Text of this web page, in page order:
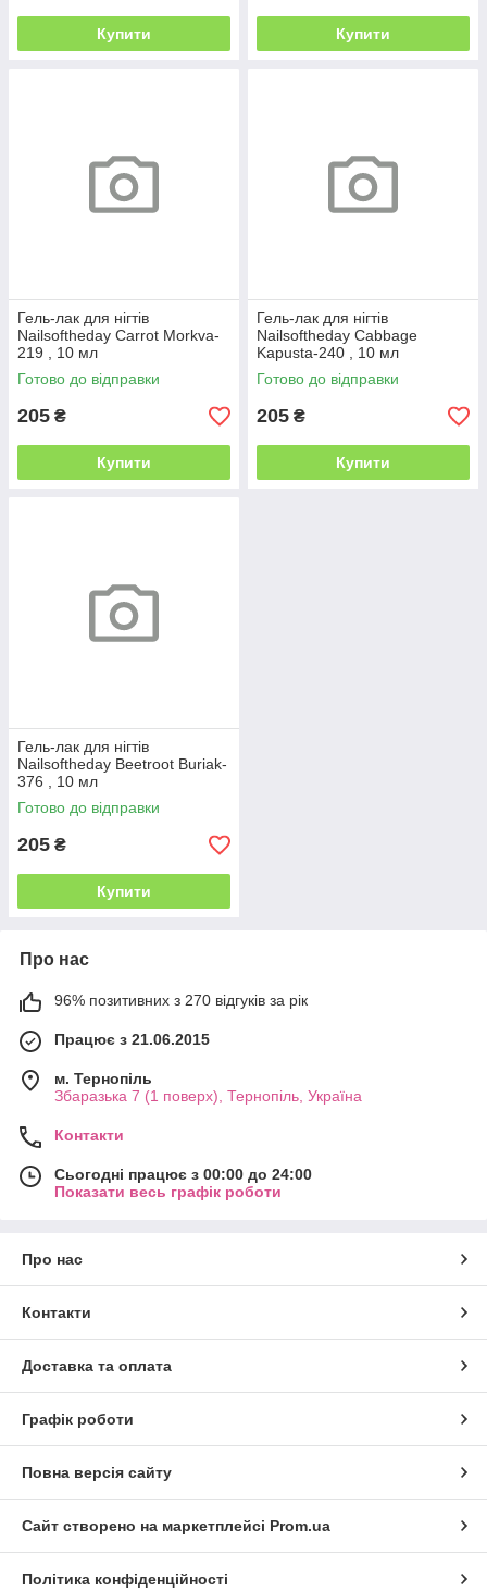
Купити Купити
Гель-лак для нігтів
Nailsoftheday Carrot Morkva-
219 , 10 мл
Готово до відправки
205 ₴
Купити
Гель-лак для нігтів
Nailsoftheday Cabbage
Kapusta-240 , 10 мл
Готово до відправки
205 ₴
Купити
Гель-лак для нігтів
Nailsoftheday Beetroot Buriak-
376 , 10 мл
Готово до відправки
205 ₴
Купити
Про нас
96% позитивних з 270 відгуків за рік
Працює з 21.06.2015
м. Тернопіль
Збаразька 7 (1 поверх), Тернопіль, Україна
Контакти
Сьогодні працює з 00:00 до 24:00
Показати весь графік роботи
Про нас
Контакти
Доставка та оплата
Графік роботи
Повна версія сайту
Сайт створено на маркетплейсі Prom.ua
Політика конфіденційності